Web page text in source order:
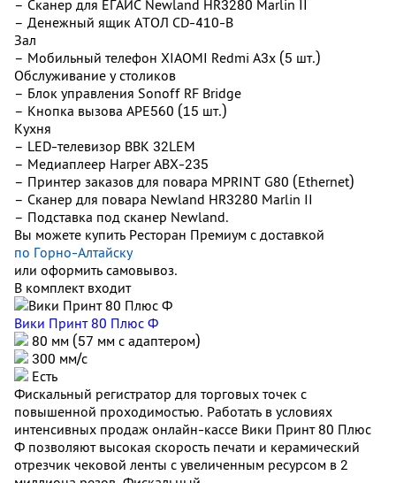
– Сканер для ЕГАИС Newland HR3280 Marlin II
– Денежный ящик АТОЛ CD-410-В
Зал
– Мобильный телефон XIAOMI Redmi A3x (5 шт.)
Обслуживание у столиков
– Блок управления Sonoff RF Bridge
– Кнопка вызова АРЕ560 (15 шт.)
Кухня
– LED-телевизор BBK 32LEM
– Медиаплеер Harper ABX-235
– Принтер заказов для повара MPRINT G80 (Ethernet)
– Сканер для повара Newland HR3280 Marlin II
– Подставка под сканер Newland.
Вы можете купить Ресторан Премиум с доставкой
по Горно-Алтайску
или оформить самовывоз.
В комплект входит
Вики Принт 80 Плюс Ф
80 мм (57 мм с адаптером)
300 мм/с
Есть
Фискальный регистратор для торговых точек с
повышенной проходимостью. Работать в условиях
интенсивных продаж онлайн-кассе Вики Принт 80 Плюс
Ф позволяют высокая скорость печати и керамический
отрезчик чековой ленты с увеличенным ресурсом в 2